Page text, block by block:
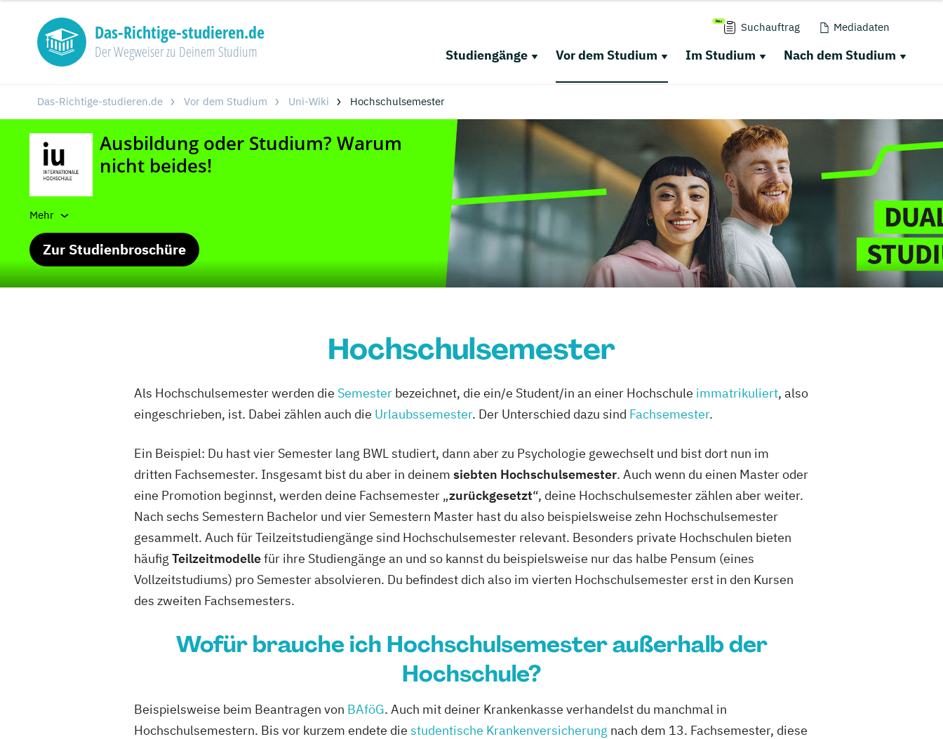
Das-Richtige-studieren.de
Der Wegweiser zu Deinem Studium
Suchauftrag Mediadaten
Studiengänge Vor dem Studium Im Studium Nach dem Studium
Das-Richtige-studieren.de Vor dem Studium Uni-Wiki Hochschulsemester
Mehr
Zur Studienbroschüre
Hochschulsemester
Als Hochschulsemester werden die Semester bezeichnet, die ein/e Student/in an einer Hochschule immatrikuliert, also
eingeschrieben, ist. Dabei zählen auch die Urlaubssemester. Der Unterschied dazu sind Fachsemester.
Ein Beispiel: Du hast vier Semester lang BWL studiert, dann aber zu Psychologie gewechselt und bist dort nun im
dritten Fachsemester. Insgesamt bist du aber in deinem siebten Hochschulsemester. Auch wenn du einen Master oder
eine Promotion beginnst, werden deine Fachsemester „zurückgesetzt“, deine Hochschulsemester zählen aber weiter.
Nach sechs Semestern Bachelor und vier Semestern Master hast du also beispielsweise zehn Hochschulsemester
gesammelt. Auch für Teilzeitstudiengänge sind Hochschulsemester relevant. Besonders private Hochschulen bieten
häufig Teilzeitmodellefür ihre Studiengänge an und so kannst du beispielsweise nur das halbe Pensum (eines
Vollzeitstudiums) pro Semester absolvieren. Du befindest dich also im vierten Hochschulsemester erst in den Kursen
des zweiten Fachsemesters.
Wofür brauche ich Hochschulsemester außerhalb der
Hochschule?
Beispielsweise beim Beantragen von BAföG. Auch mit deiner Krankenkasse verhandelst du manchmal in
Hochschulsemestern. Bis vor kurzem endete die studentische Krankenversicherung nach dem 13. Fachsemester, diese